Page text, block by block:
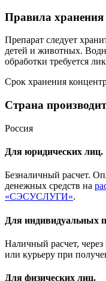
Правила хранения
Препарат следует
детей и животных.
обработки требуется
Срок хранения
Страна
Россия
Для юридических лиц.
Безналичный расчет.
денежных средств на
«СЭСУСЛУГИ».
Для индивидуальных
Наличный расчет,
или курьеру при
Для физических лиц.